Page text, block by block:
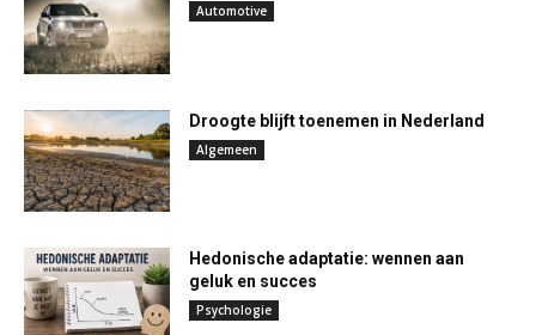
Automotive
Droogte blijft toenemen in Nederland
Algemeen
Hedonische adaptatie: wennen aan
geluk en succes
Psychologie